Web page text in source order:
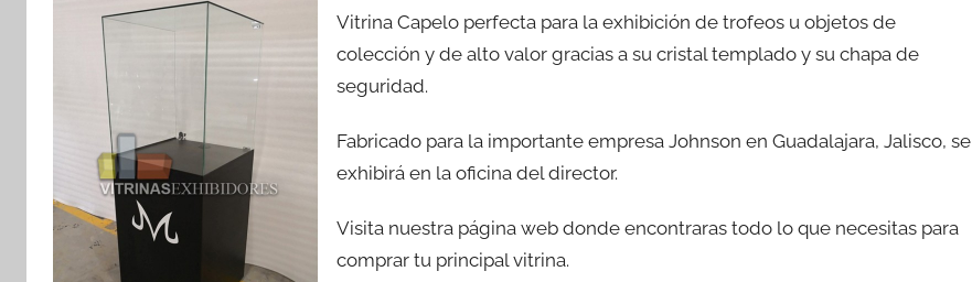
Vitrina Capelo perfecta para la exhibición de trofeos u objetos de
colección y de alto valor gracias a su cristal templado y su chapa de
seguridad.
Fabricado para la importante empresa Johnson en Guadalajara, Jalisco, se
exhibirá en la oficina del director.
Visita nuestra página web donde encontraras todo lo que necesitas para
comprar tu principal vitrina.